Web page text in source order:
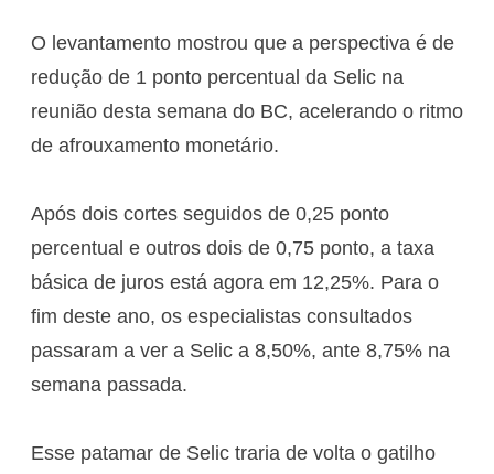
O levantamento mostrou que a perspectiva é de
redução de 1 ponto percentual da Selic na
reunião desta semana do BC, acelerando o ritmo
de afrouxamento monetário.
Após dois cortes seguidos de 0,25 ponto
percentual e outros dois de 0,75 ponto, a taxa
básica de juros está agora em 12,25%. Para o
fim deste ano, os especialistas consultados
passaram a ver a Selic a 8,50%, ante 8,75% na
semana passada.
Esse patamar de Selic traria de volta o gatilho